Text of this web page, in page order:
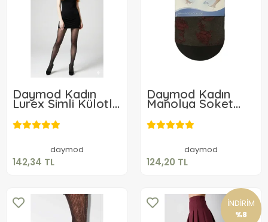
Daymod Kadın
Lurex Simli Külotlu
Çorap
daymod
142,34 TL
142,34 TL
Daymod Kadın
Manolya Soket
Çorabı
daymod
124,20 TL
124,20 TL
İNDİRİM
%8